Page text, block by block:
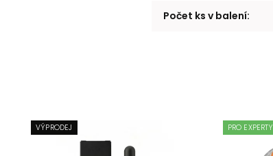
Počet ks v balení:
VÝPRODEJ PRO EXPERTY